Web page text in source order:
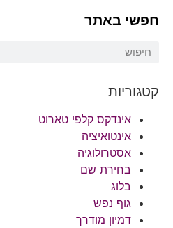
חפשי באתר
קטגוריות
אינדקס קלפי טארוט
אינטואיציה
אסטרולוגיה
בחירת שם
בלוג
גוף נפש
דמיון מודרך